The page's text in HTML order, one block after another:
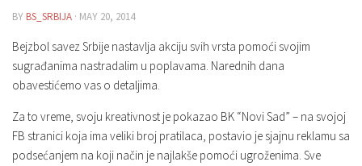
Sponzorstva
Dokumenta
Kontakti Timova
Javne nabavke
Kontakt
BY BS_SRBIJA · MAY 20, 2014
Bejzbol savez Srbije nastavlja akciju svih vrsta pomoći svojim
sugrađanima nastradalim u poplavama. Narednih dana
obavestićemo vas o detaljima.
Za to vreme, svoju kreativnost je pokazao BK “Novi Sad” – na svojoj
FB stranici koja ima veliki broj pratilaca, postavio je sjajnu reklamu sa
podsećanjem na koji način je najlakše pomoći ugroženima. Sve